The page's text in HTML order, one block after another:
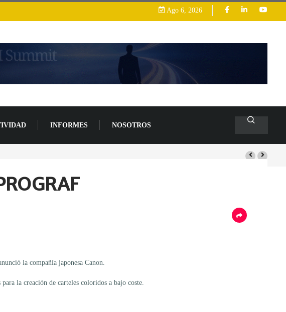
Ago 6, 2026
INFORMES NOSOTROS
de las placas base
la compañía japonesa Canon.
la creación de carteles coloridos a bajo coste.